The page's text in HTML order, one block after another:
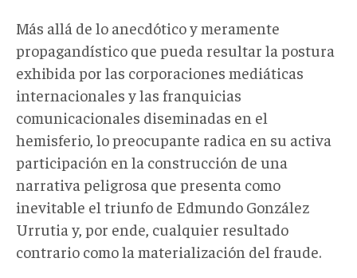
Más allá de lo anecdótico y meramente
propagandístico que pueda resultar la postura
exhibida por las corporaciones mediáticas
internacionales y las franquicias
comunicacionales diseminadas en el
hemisferio, lo preocupante radica en su activa
participación en la construcción de una
narrativa peligrosa que presenta como
inevitable el triunfo de Edmundo González
Urrutia y, por ende, cualquier resultado
contrario como la materialización del fraude.